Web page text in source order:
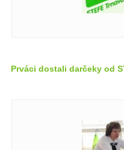
Prváci dostali darčeky od